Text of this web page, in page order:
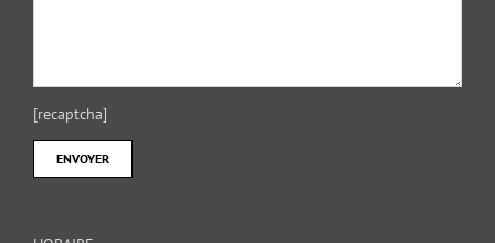
[recaptcha]